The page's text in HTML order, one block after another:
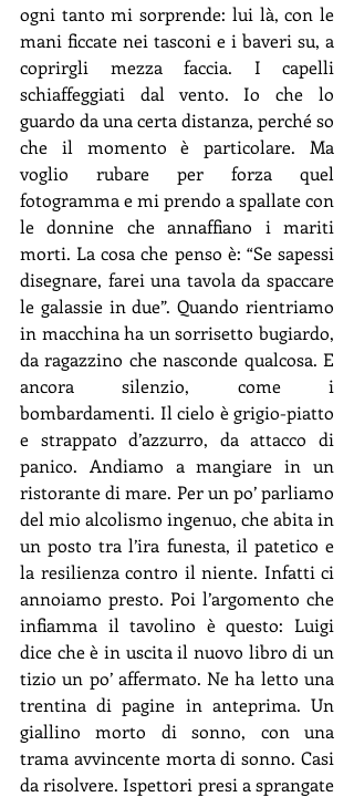
ogni tanto mi sorprende: lui là, con le
mani ficcate nei tasconi e i baveri su, a
coprirgli mezza faccia. I capelli
schiaffeggiati dal vento. Io che lo
guardo da una certa distanza, perché so
che il momento è particolare. Ma
voglio rubare per forza quel
fotogramma e mi prendo a spallate con
le donnine che annaffiano i mariti
morti. La cosa che penso è: “Se sapessi
disegnare, farei una tavola da spaccare
le galassie in due”. Quando rientriamo
in macchina ha un sorrisetto bugiardo,
da ragazzino che nasconde qualcosa. E
ancora silenzio, come i
bombardamenti. Il cielo è grigio-piatto
e strappato d’azzurro, da attacco di
panico. Andiamo a mangiare in un
ristorante di mare. Per un po’ parliamo
del mio alcolismo ingenuo, che abita in
un posto tra l’ira funesta, il patetico e
la resilienza contro il niente. Infatti ci
annoiamo presto. Poi l’argomento che
infiamma il tavolino è questo: Luigi
dice che è in uscita il nuovo libro di un
tizio un po’ affermato. Ne ha letto una
trentina di pagine in anteprima. Un
giallino morto di sonno, con una
trama avvincente morta di sonno. Casi
da risolvere. Ispettori presi a sprangate